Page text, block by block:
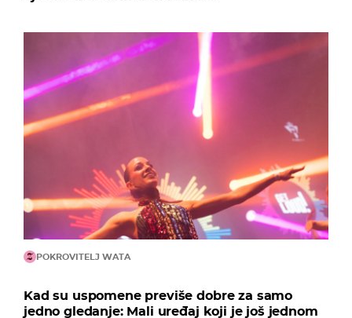
POKROVITELJ WATA
Kad su uspomene previše dobre za samo
jedno gledanje: Mali uređaj koji je još jednom